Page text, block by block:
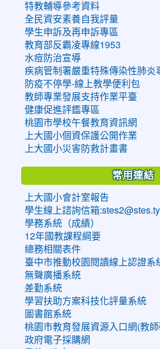
特教輔導參考資料
全民資安素養自我評量
學生申訴及再申訴專區
教育部反霸凌專線1953
水痘防治宣導
疾病管制署嚴重特殊傳染性肺炎
防疫不停學-線上教學便利包
教師專業發展支持作業平臺
健康促進評鑑專區
桃園市學校午餐教育資訊網
上大國小個資保護公開作業
上大國小災害防救計畫書
常用連結
上大國小會計室報告
學生線上諮詢信箱
學務系統（成績）
12年國教課程綱要
總務相關表件
臺中市推動校園閱讀線上認證系
無聲廣播系統
差勤系統
學習扶助方案科技化評量系統
圖書館系統
桃園市教育發展資源入口網(教
政府電子採購網